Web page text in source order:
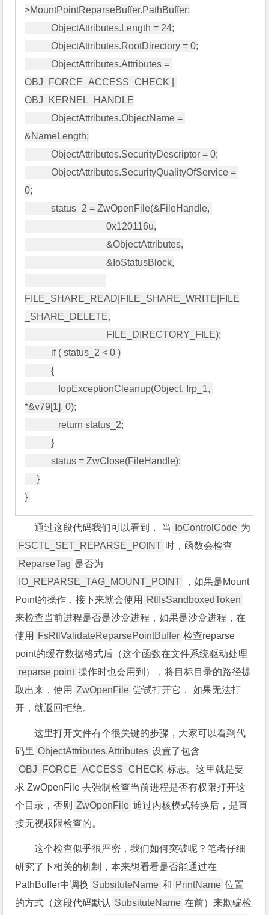
>MountPointReparseBuffer.PathBuffer;
           ObjectAttributes.Length = 24;
           ObjectAttributes.RootDirectory = 0;
           ObjectAttributes.Attributes =
OBJ_FORCE_ACCESS_CHECK |
OBJ_KERNEL_HANDLE
           ObjectAttributes.ObjectName =
&NameLength;
           ObjectAttributes.SecurityDescriptor = 0;
           ObjectAttributes.SecurityQualityOfService =
0;
           status_2 = ZwOpenFile(&FileHandle,
                                  0x120116u,
                                  &ObjectAttributes,
                                  &IoStatusBlock,
FILE_SHARE_READ|FILE_SHARE_WRITE|FILE
_SHARE_DELETE,
           {
*&v79[1], 0);
           }
           status = ZwClose(FileHandle);
     }
通过这段代码我们可以看到， 当 IoControlCode 为
FSCTL_SET_REPARSE_POINT 时，函数会检查
ReparseTag 是否为
IO_REPARSE_TAG_MOUNT_POINT
，如果是Mount
Point的操作，接下来就会使用
RtlIsSandboxedToken
来检查当前进程是否是沙盒进程，如果是沙盒进程，在
使用
FsRtlValidateReparsePointBuffer 检查reparse
point的缓存数据格式后（这个函数在文件系统驱动处理
reparse point 操作时也会用到），将目标目录的路径提
取出来，使用 ZwOpenFile 尝试打开它， 如果无法打
开，就返回拒绝。
这里打开文件有个很关键的步骤，大家可以看到代
码里 ObjectAttributes.Attributes 设置了包含
OBJ_FORCE_ACCESS_CHECK 标志。这里就是要
求 ZwOpenFile 去强制检查当前进程是否有权限打开这
个目录，否则
ZwOpenFile 通过内核模式转换后，是直
接无视权限检查的。
这个检查似乎很严密，我们如何突破呢？笔者仔细
研究了下相关的机制，本来想看看是否能通过在
PathBuffer中调换 SubsituteName 和 PrintName 位置
的方式（这段代码默认 SubsituteName 在前）来欺骗检